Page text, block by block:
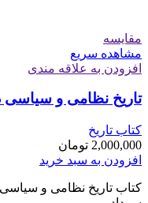
مقایسه
مشاهده سریع
افزودن به علاقه مندی
تاریخ نظامی و سیاسی
کتاب تاریخ
2,000,000 تومان
افزودن به سبد خرید
کتاب تاریخ نظامی و سیاسی